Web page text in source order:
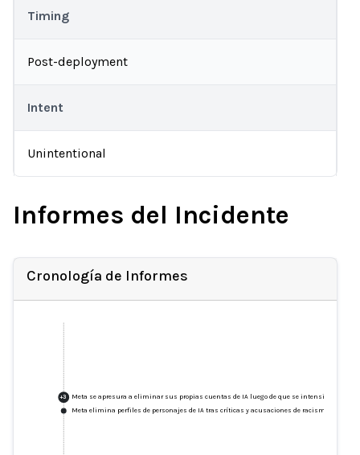
Timing
Post-deployment
Intent
Unintentional
Informes del Incidente
Cronología de Informes
+3
Meta se apresura a eliminar sus propias cuentas de IA luego de que se intensificara la
Meta elimina perfiles de personajes de IA tras críticas y acusaciones de racismo